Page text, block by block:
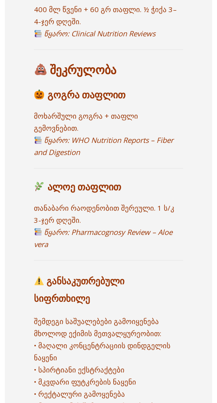
400 მლ წვენი + 60 გრ თაფლი. ½ ჭიქა 3–
4-ჯერ დღეში.
წყარო: Clinical Nutrition Reviews
შეკრულობა
გოგრა თაფლით
მოხარშული გოგრა + თაფლი
გემოვნებით.
წყარო: WHO Nutrition Reports – Fiber
and Digestion
ალოე თაფლით
თანაბარი რაოდენობით შერეული. 1 ს/კ
3-ჯერ დღეში.
წყარო: Pharmacognosy Review – Aloe
vera
განსაკუთრებული
სიფრთხილე
შემდეგი საშუალებები გამოიყენება
მხოლოდ ექიმის მეთვალყურეობით:
• მაღალი კონცენტრაციის დინდგელის
ნაყენი
• სპირტიანი ექსტრაქტები
• მკვდარი ფუტკრების ნაყენი
• რექტალური გამოყენება